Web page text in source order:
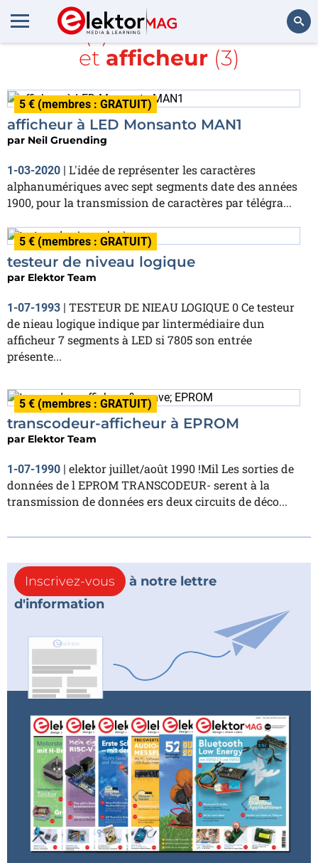
Article(s) avec la balise
LED
et afficheur(3)
5 € (membres : GRATUIT)
afficheur à LED Monsanto MAN1
par Neil Gruending
1-03-2020 | L'idée de représenter les caractères
alphanumériques avec sept segments date des années
1900, pour la transmission de caractères par télégra...
5 € (membres : GRATUIT)
testeur de niveau logique
par Elektor Team
1-07-1993 | TESTEUR DE NIEAU LOGIQUE 0 Ce testeur
de nieau logique indique par lintermédiaire dun
afficheur 7 segments à LED si 7805 son entrée
présente...
5 € (membres : GRATUIT)
transcodeur-afficheur à EPROM
par Elektor Team
1-07-1990
elektor juillet/août 1990 !Mil Les sorties de
données de l EPROM TRANSCODEUR- serent à la
transmission de données ers deux circuits de déco...
Inscrivez-vous
à notre lettre
d'information